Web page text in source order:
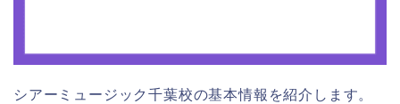
シアーミュージック千葉校の基本情報を紹介します。